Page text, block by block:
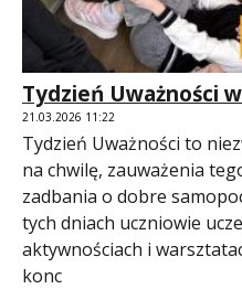
Tydzień Uważności
21.03.2026 11:22
Tydzień Uważności to
na chwilę, zauważenia
zadbania o dobre
tych dniach uczniowie
aktywnościach i
konc